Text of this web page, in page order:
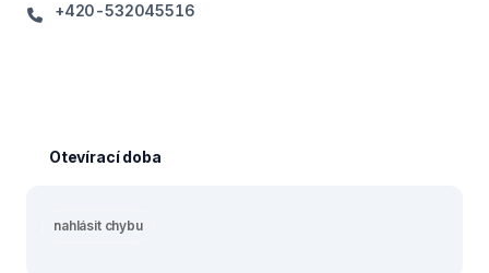
+420-532045516
Otevírací doba
nahlásit chybu